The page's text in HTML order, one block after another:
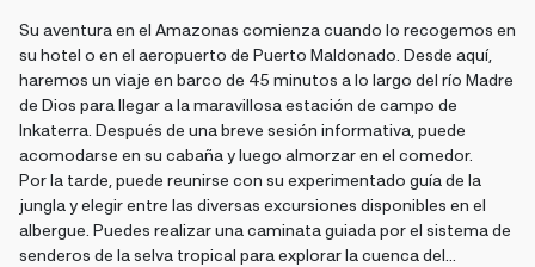
Su aventura en el Amazonas comienza cuando lo recogemos en
su hotel o en el aeropuerto de Puerto Maldonado. Desde aquí,
haremos un viaje en barco de 45 minutos a lo largo del río Madre
de Dios para llegar a la maravillosa estación de campo de
Inkaterra. Después de una breve sesión informativa, puede
acomodarse en su cabaña y luego almorzar en el comedor.
Por la tarde, puede reunirse con su experimentado guía de la
jungla y elegir entre las diversas excursiones disponibles en el
albergue. Puedes realizar una caminata guiada por el sistema de
senderos de la selva tropical para explorar la cuenca del